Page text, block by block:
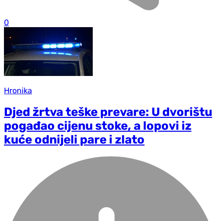
0
Hronika
Djed žrtva teške prevare: U dvorištu
pogađao cijenu stoke, a lopovi iz
kuće odnijeli pare i zlato